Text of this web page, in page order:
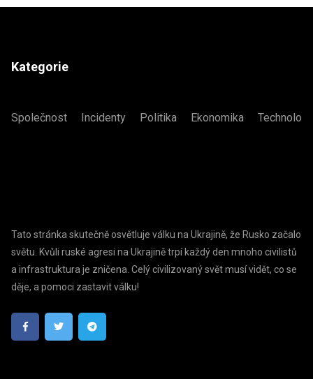
Kategorie
Společnost Incidenty Politika Ekonomika
Tato stránka skutečně osvětluje válku na Ukrajině, že Rusko začalo
světu. Kvůli ruské agresi na Ukrajině trpí každý den mnoho civilistů
a infrastruktura je zničena. Celý civilizovaný svět musí vidět, co se
děje, a pomoci zastavit válku!